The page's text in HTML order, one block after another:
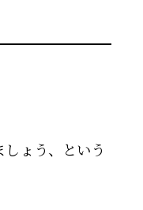
ょう、という